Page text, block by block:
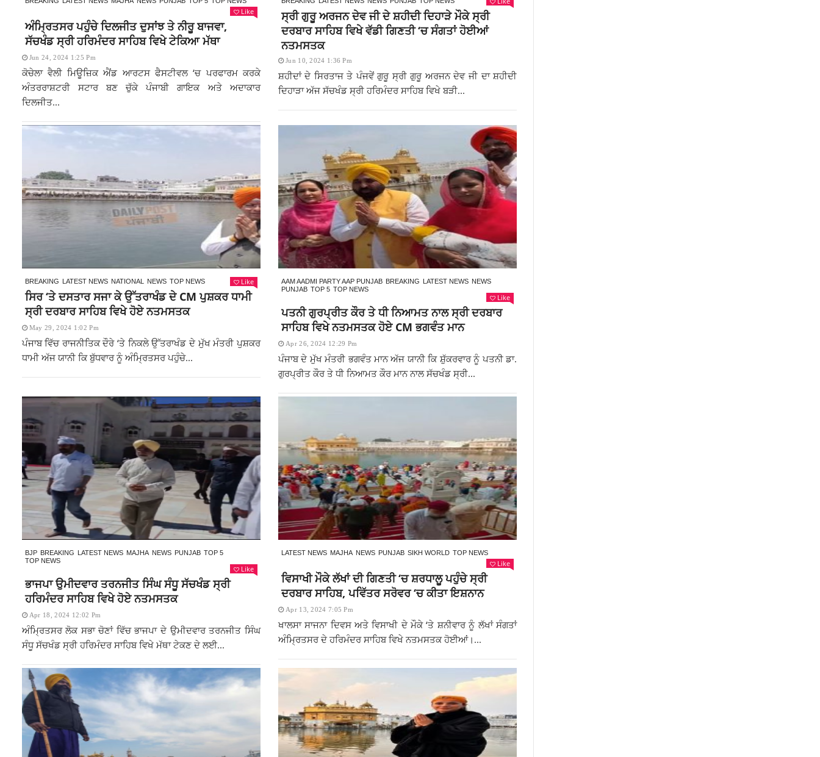
Like
ਅੰਮ੍ਰਿਤਸਰ ਪਹੁੰਚੇ ਦਿਲਜੀਤ ਦੁਸਾਂਝ ਤੇ ਨੀਰੂ ਬਾਜਵਾ,
ਸੱਚਖੰਡ ਸ੍ਰੀ ਹਰਿਮੰਦਰ ਸਾਹਿਬ ਵਿਖੇ ਟੇਕਿਆ ਮੱਥਾ
Jun 24, 2024 1:25 Pm
ਕੋਚੇਲਾ ਵੈਲੀ ਮਿਊਜ਼ਿਕ ਐਂਡ ਆਰਟਸ ਫੈਸਟੀਵਲ ‘ਚ ਪਰਫਾਰਮ ਕਰਕੇ
ਅੰਤਰਰਾਸ਼ਟਰੀ ਸਟਾਰ ਬਣ ਚੁੱਕੇ ਪੰਜਾਬੀ ਗਾਇਕ ਅਤੇ ਅਦਾਕਾਰ
ਦਿਲਜੀਤ...
ਸ੍ਰੀ ਗੁਰੂ ਅਰਜਨ ਦੇਵ ਜੀ ਦੇ ਸ਼ਹੀਦੀ ਦਿਹਾੜੇ ਮੌਕੇ ਸ੍ਰੀ
ਦਰਬਾਰ ਸਾਹਿਬ ਵਿਖੇ ਵੱਡੀ ਗਿਣਤੀ ‘ਚ ਸੰਗਤਾਂ ਹੋਈਆਂ
ਨਤਮਸਤਕ
Jun 10, 2024 1:36 Pm
ਸ਼ਹੀਦਾਂ ਦੇ ਸਿਰਤਾਜ ਤੇ ਪੰਜਵੇਂ ਗੁਰੂ ਸ੍ਰੀ ਗੁਰੂ ਅਰਜਨ ਦੇਵ ਜੀ ਦਾ ਸ਼ਹੀਦੀ
ਦਿਹਾੜਾ ਅੱਜ ਸੱਚਖੰਡ ਸ੍ਰੀ ਹਰਿਮੰਦਰ ਸਾਹਿਬ ਵਿਖੇ ਬੜੀ...
BREAKING LATEST NEWS NATIONAL NEWS TOP NEWS Like
ਸਿਰ ‘ਤੇ ਦਸਤਾਰ ਸਜਾ ਕੇ ਉੱਤਰਾਖੰਡ ਦੇ CM ਪੁਸ਼ਕਰ ਧਾਮੀ
ਸ੍ਰੀ ਦਰਬਾਰ ਸਾਹਿਬ ਵਿਖੇ ਹੋਏ ਨਤਮਸਤਕ
May 29, 2024 1:02 Pm
ਪੰਜਾਬ ਵਿੱਚ ਰਾਜਨੀਤਿਕ ਦੌਰੇ ‘ਤੇ ਨਿਕਲੇ ਉੱਤਰਾਖੰਡ ਦੇ ਮੁੱਖ ਮੰਤਰੀ ਪੁਸ਼ਕਰ
ਧਾਮੀ ਅੱਜ ਯਾਨੀ ਕਿ ਬੁੱਧਵਾਰ ਨੂੰ ਅੰਮ੍ਰਿਤਸਰ ਪਹੁੰਚੇ...
AAM AADMI PARTY AAP PUNJAB BREAKING LATEST NEWS NEWS
PUNJAB TOP 5 TOP NEWS
Like
ਪਤਨੀ ਗੁਰਪ੍ਰੀਤ ਕੌਰ ਤੇ ਧੀ ਨਿਆਮਤ ਨਾਲ ਸ੍ਰੀ ਦਰਬਾਰ
ਸਾਹਿਬ ਵਿਖੇ ਨਤਮਸਤਕ ਹੋਏ CM ਭਗਵੰਤ ਮਾਨ
Apr 26, 2024 12:29 Pm
ਪੰਜਾਬ ਦੇ ਮੁੱਖ ਮੰਤਰੀ ਭਗਵੰਤ ਮਾਨ ਅੱਜ ਯਾਨੀ ਕਿ ਸ਼ੁੱਕਰਵਾਰ ਨੂੰ ਪਤਨੀ ਡਾ.
ਗੁਰਪ੍ਰੀਤ ਕੌਰ ਤੇ ਧੀ ਨਿਆਮਤ ਕੌਰ ਮਾਨ ਨਾਲ ਸੱਚਖੰਡ ਸ੍ਰੀ...
BJP BREAKING LATEST NEWS MAJHA NEWS PUNJAB TOP 5
TOP NEWS
Like
ਭਾਜਪਾ ਉਮੀਦਵਾਰ ਤਰਨਜੀਤ ਸਿੰਘ ਸੰਧੂ ਸੱਚਖੰਡ ਸ੍ਰੀ
ਹਰਿਮੰਦਰ ਸਾਹਿਬ ਵਿਖੇ ਹੋਏ ਨਤਮਸਤਕ
Apr 18, 2024 12:02 Pm
ਅੰਮ੍ਰਿਤਸਰ ਲੋਕ ਸਭਾ ਚੋਣਾਂ ਵਿੱਚ ਭਾਜਪਾ ਦੇ ਉਮੀਦਵਾਰ ਤਰਨਜੀਤ ਸਿੰਘ
ਸੰਧੂ ਸੱਚਖੰਡ ਸ੍ਰੀ ਹਰਿਮੰਦਰ ਸਾਹਿਬ ਵਿਖੇ ਮੱਥਾ ਟੇਕਣ ਦੇ ਲਈ...
LATEST NEWS MAJHA NEWS PUNJAB SIKH WORLD TOP NEWS
Like
ਵਿਸਾਖੀ ਮੌਕੇ ਲੱਖਾਂ ਦੀ ਗਿਣਤੀ ‘ਚ ਸ਼ਰਧਾਲੂ ਪਹੁੰਚੇ ਸ੍ਰੀ
ਦਰਬਾਰ ਸਾਹਿਬ, ਪਵਿੱਤਰ ਸਰੋਵਰ ‘ਚ ਕੀਤਾ ਇਸ਼ਨਾਨ
Apr 13, 2024 7:05 Pm
ਖਾਲਸਾ ਸਾਜਨਾ ਦਿਵਸ ਅਤੇ ਵਿਸਾਖੀ ਦੇ ਮੌਕੇ ‘ਤੇ ਸ਼ਨੀਵਾਰ ਨੂੰ ਲੱਖਾਂ ਸੰਗਤਾਂ
ਅੰਮ੍ਰਿਤਸਰ ਦੇ ਹਰਿਮੰਦਰ ਸਾਹਿਬ ਵਿਖੇ ਨਤਮਸਤਕ ਹੋਈਆਂ।...